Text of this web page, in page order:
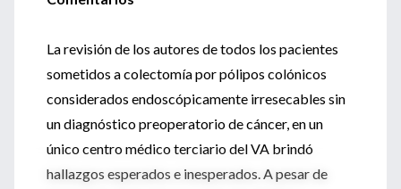
La revisión de los autores de todos los pacientes
sometidos a colectomía por pólipos colónicos
considerados endoscópicamente irresecables sin
un diagnóstico preoperatorio de cáncer, en un
único centro médico terciario del VA brindó
hallazgos esperados e inesperados. A pesar de